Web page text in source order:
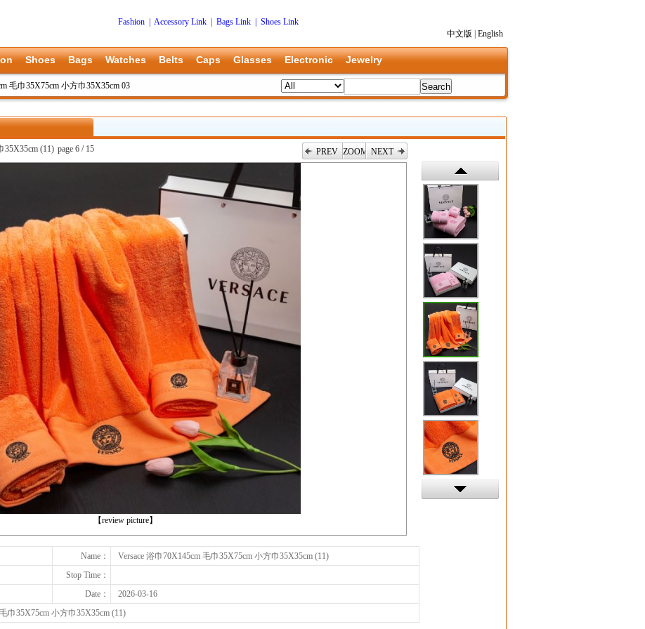
Fashion Accessory Link Bags Link
Shoes Link
中文版
English
Shoes Bags Watches Belts Caps Glasses Electronic Jewelry
毛巾35X75cm 小方巾35X35cm 03
35X35cm (11) page 6 / 15 PREV ZOOM NEXT
【review picture】
Name：
Versace 浴巾70X145cm 毛巾35X75cm 小方巾35X35cm (11)
Stop Time：
Date：
2026-03-16
巾35X75cm 小方巾35X35cm (11)